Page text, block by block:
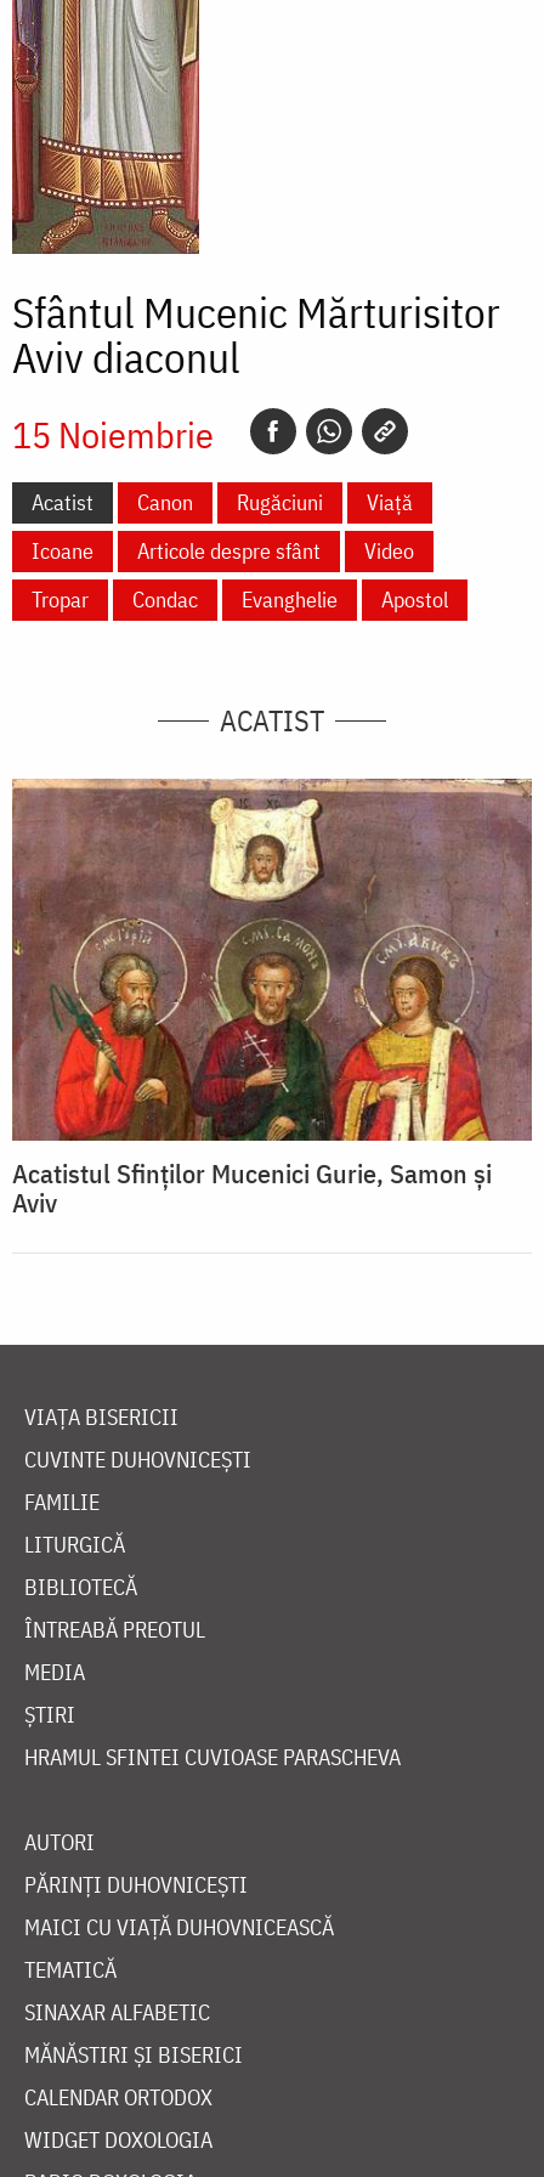
Sfântul Mucenic Mărturisitor
Aviv diaconul
15 Noiembrie
Acatist Canon Rugăciuni
Viață
Icoane
Articole despre sfânt
Video
Tropar
Condac Evanghelie Apostol
ACATIST
Acatistul Sfinţilor Mucenici Gurie, Samon şi
Aviv
VIAȚA BISERICII
CUVINTE DUHOVNICEȘTI
FAMILIE
LITURGICĂ
BIBLIOTECĂ
ÎNTREABĂ PREOTUL
MEDIA
ȘTIRI
HRAMUL SFINTEI CUVIOASE PARASCHEVA
AUTORI
PĂRINȚI DUHOVNICEȘTI
MAICI CU VIAȚĂ DUHOVNICEASCĂ
TEMATICĂ
SINAXAR ALFABETIC
MĂNĂSTIRI ȘI BISERICI
CALENDAR ORTODOX
WIDGET DOXOLOGIA